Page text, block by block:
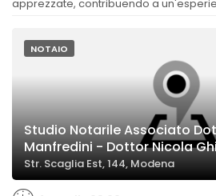
apprezzate, contribuendo a
NOTAIO
Studio Notarile Associato
Manfredini - Dottor Nicola
Str. Scaglia Est, 144, Modena